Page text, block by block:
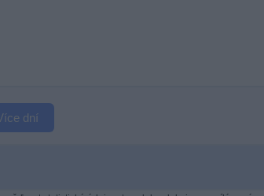
dní